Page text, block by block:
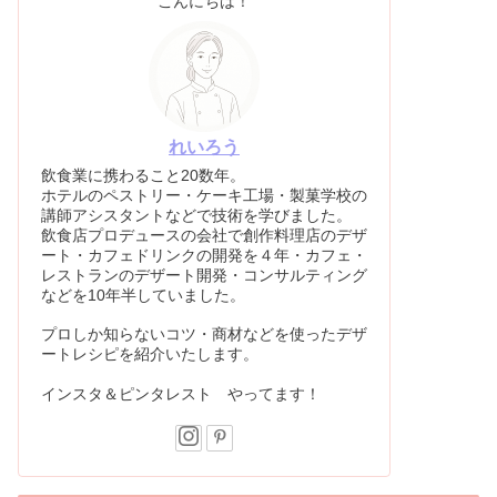
れいろう
飲食業に携わること20数年。
ホテルのペストリー・ケーキ工場・製菓学校の
講師アシスタントなどで技術を学びました。
飲食店プロデュースの会社で創作料理店のデザ
ート・カフェドリンクの開発を４年・カフェ・
レストランのデザート開発・コンサルティング
などを10年半していました。
プロしか知らないコツ・商材などを使ったデザ
ートレシピを紹介いたします。
インスタ＆ピンタレスト やってます！